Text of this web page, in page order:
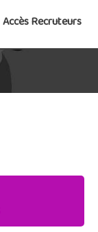
Accès Recruteurs